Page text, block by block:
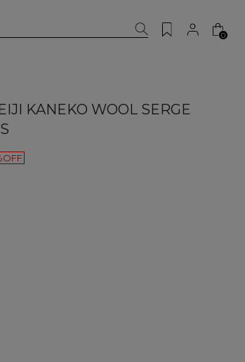
0
KANEKO WOOL SERGE